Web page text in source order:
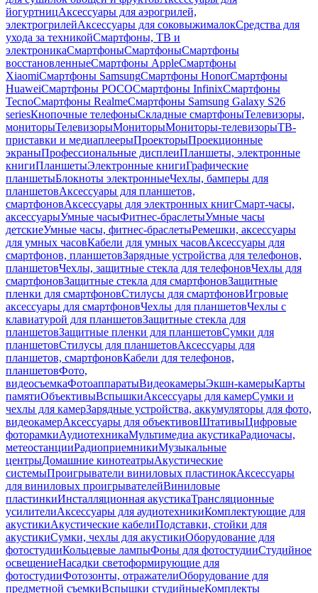
йогуртницАксессуары для аэрогрилей,
электрогрилейАксессуары для соковыжималокСредства для
ухода за техникойСмартфоны, ТВ и
электроникаСмартфоныСмартфоныСмартфоны
восстановленныеСмартфоны AppleСмартфоны
XiaomiСмартфоны SamsungСмартфоны HonorСмартфоны
HuaweiСмартфоны POCOСмартфоны InfinixСмартфоны
TecnoСмартфоны RealmeСмартфоны Samsung Galaxy S26
seriesКнопочные телефоныСкладные смартфоныТелевизоры,
мониторыТелевизорыМониторыМониторы-телевизорыТВ-
приставки и медиаплеерыПроекторыПроекционные
экраныПрофессиональные дисплеиПланшеты, электронные
книгиПланшетыЭлектронные книгиГрафические
планшетыБлокноты электронныеЧехлы, бамперы для
планшетовАксессуары для планшетов,
смартфоновАксессуары для электронных книгСмарт-часы,
аксессуарыУмные часыФитнес-браслетыУмные часы
детскиеУмные часы, фитнес-браслетыРемешки, аксессуары
для умных часовКабели для умных часовАксессуары для
смартфонов, планшетовЗарядные устройства для телефонов,
планшетовЧехлы, защитные стекла для телефоновЧехлы для
смартфоновЗащитные стекла для смартфоновЗащитные
пленки для смартфоновСтилусы для смартфоновИгровые
аксессуары для смартфоновЧехлы для планшетовЧехлы с
клавиатурой для планшетовЗащитные стекла для
планшетовЗащитные пленки для планшетовСумки для
планшетовСтилусы для планшетовАксессуары для
планшетов, смартфоновКабели для телефонов,
планшетовФото,
видеосъемкаФотоаппаратыВидеокамерыЭкшн-камерыКарты
памятиОбъективыВспышкиАксессуары для камерСумки и
чехлы для камерЗарядные устройства, аккумуляторы для фото,
видеокамерАксессуары для объективовШтативыЦифровые
фоторамкиАудиотехникаМультимедиа акустикаРадиочасы,
метеостанцииРадиоприемникиМузыкальные
центрыДомашние кинотеатрыАкустические
системыПроигрыватели виниловых пластинокАксессуары
для виниловых проигрывателейВиниловые
пластинкиИнсталляционная акустикаТрансляционные
усилителиАксессуары для аудиотехникиКомплектующие для
акустикиАкустические кабелиПодставки, стойки для
акустикиСумки, чехлы для акустикиОборудование для
фотостудииКольцевые лампыФоны для фотостудииСтудийное
освещениеНасадки светоформирующие для
фотостудииФотозонты, отражателиОборудование для
предметной съемкиВспышки студийныеКомплекты